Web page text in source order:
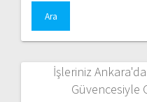
İşleriniz Ankara'da
Güvencesiyle